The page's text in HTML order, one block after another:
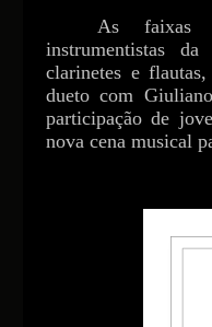
As faixas
instrumentistas
clarinetes e
dueto com
participação de
nova cena musical